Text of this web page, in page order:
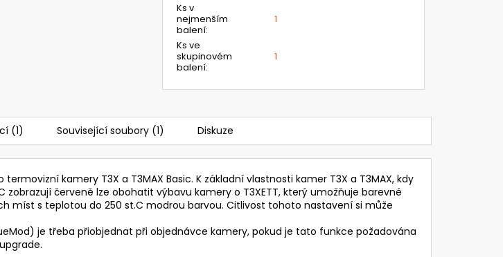
Ks v
nejmenším
balení:
1
Ks ve
skupinovém
balení:
1
(1) Související soubory (1) Diskuze
kamery T3X a T3MAX Basic. K základní vlastnosti kamer T3X a T3MAX, kdy
zobrazují červeně lze obohatit výbavu kamery o T3XETT, který umožňuje barevné
míst s teplotou do 250 st.C modrou barvou. Citlivost tohoto nastavení si může
je třeba přiobjednat při objednávce kamery, pokud je tato funkce požadována